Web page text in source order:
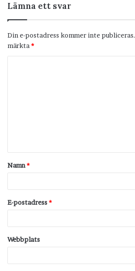
Lämna ett svar
Din e-postadress kommer inte publiceras.
märkta *
t
a
Namn*
E-postadress*
Webbplats